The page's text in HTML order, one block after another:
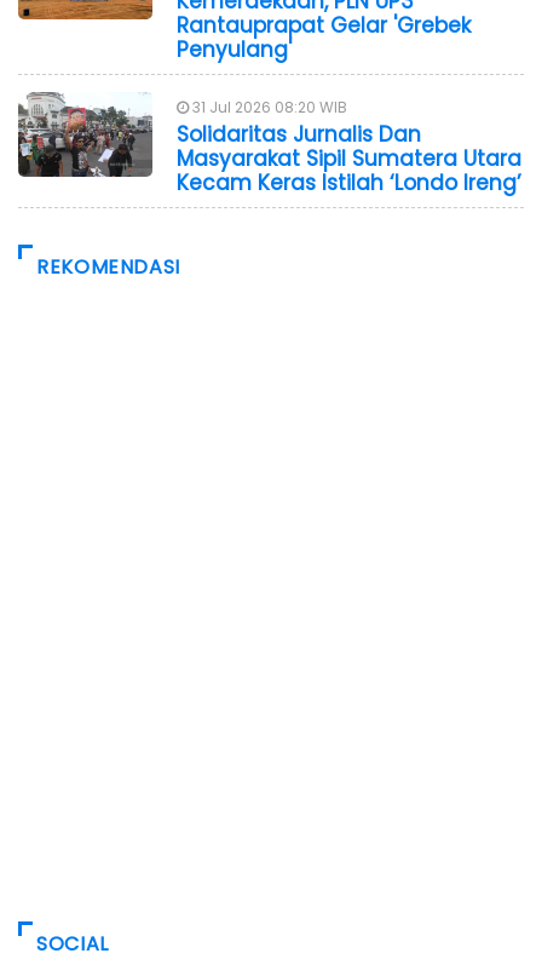
Rantauprapat Gelar 'Grebek
Penyulang'
31 Jul 2026 08:20 WIB
Solidaritas Jurnalis Dan
Masyarakat Sipil Sumatera Utara
Kecam Keras Istilah ‘Londo Ireng’
REKOMENDASI
SOCIAL